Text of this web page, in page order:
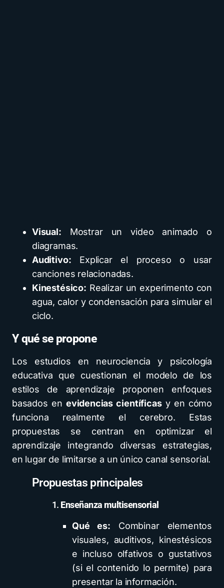
Visual: Mostrar un video animado o
diagramas.
Auditivo: Explicar el proceso o usar
canciones relacionadas.
Kinestésico: Realizar un experimento con
agua, calor y condensación para simular el
ciclo.
Y qué se propone
Los estudios en neurociencia y psicología
educativa que cuestionan el modelo de los
estilos de aprendizaje proponen enfoques
basados en evidencias científicasy en cómo
funciona realmente el cerebro. Estas
propuestas se centran en optimizar el
aprendizaje integrando diversas estrategias,
en lugar de limitarse a un único canal sensorial.
Propuestas principales
1. Enseñanza multisensorial
Qué es: Combinar elementos
visuales, auditivos, kinestésicos
e incluso olfativos o gustativos
(si el contenido lo permite) para
presentar la información.